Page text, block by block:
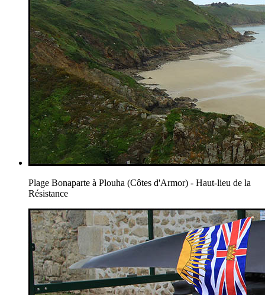
Plage Bonaparte à Plouha (Côtes d'Armor) - Haut-lieu de la
Résistance